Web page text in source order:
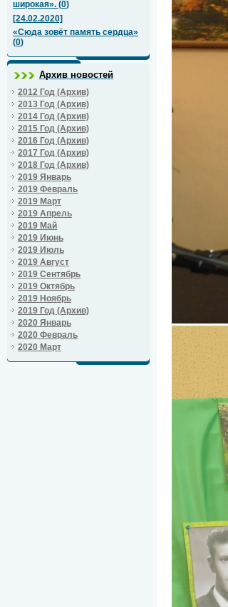
широкая». (0)
[24.02.2020]
«Сюда зовёт память сердца»
(0)
Архив новостей
2012 Год (Архив)
2013 Год (Архив)
2014 Год (Архив)
2015 Год (Архив)
2016 Год (Архив)
2017 Год (Архив)
2018 Год (Архив)
2019 Январь
2019 Февраль
2019 Март
2019 Апрель
2019 Май
2019 Июнь
2019 Июль
2019 Август
2019 Сентябрь
2019 Октябрь
2019 Ноябрь
2019 Год (Архив)
2020 Январь
2020 Февраль
2020 Март